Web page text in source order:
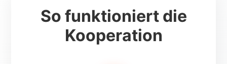
So funktioniert die
Kooperation